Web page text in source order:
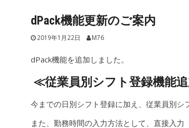
dPack機能更新のご案内
2019年1月22日 M76
dPack機能を追加しました。
≪従業員別シフト登録機能
今までの日別シフト登録に加え、従業員別シ
また、勤務時間の入力方法として、直接入